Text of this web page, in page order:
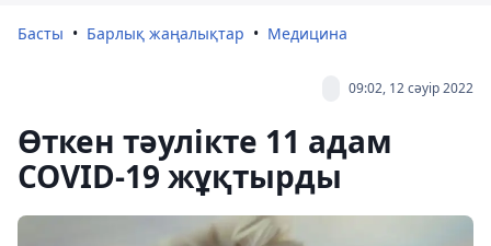
Басты Барлық жаңалықтар Медицина
09:02, 12 сәуір 2022
Өткен тәулікте 11 адам
COVID-19 жұқтырды